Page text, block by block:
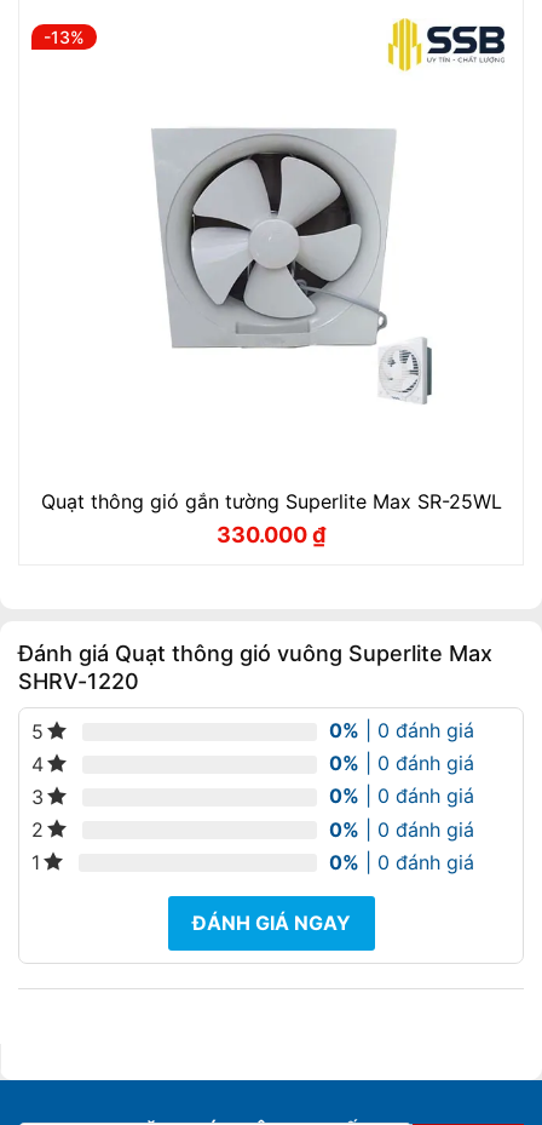
-13%
Quạt thông gió gắn tường Superlite Max SR-25WL
Giá
330.000₫
Giá
Đánh giá Quạt thông gió vuông Superlite Max
SHRV-1220
5 0% | 0 đánh giá
4
0% | 0 đánh giá
3
0% | 0 đánh giá
2
0% | 0 đánh giá
1
0% | 0 đánh giá
ĐÁNH GIÁ NGAY